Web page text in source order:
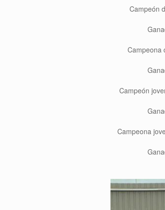
Campeón
Campeona
Campeón
Campeona